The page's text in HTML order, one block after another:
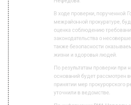
с травмой позвоночника
Нефедова.
В ходе проверки, порученной
межрайонной прокуратуре, будет
оценка соблюдению требований
законодательства о
также безопасности
По результатам проверки при
оснований будет рассмотрен
принятии мер прокурорского
уточнили в ведомстве.